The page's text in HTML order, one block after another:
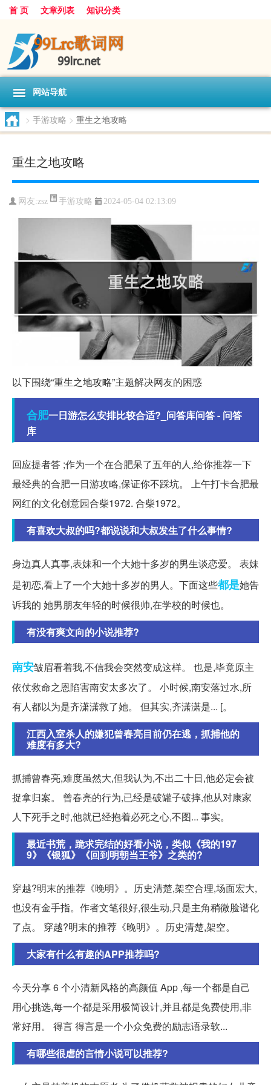
首 页 文章列表 知识分类
网站导航
> 手游攻略 > 重生之地攻略
重生之地攻略
网友:zsz 手游攻略 2024-05-04 02:13:09
以下围绕“重生之地攻略”主题解决网友的困惑
合肥一日游怎么安排比较合适?_问答库问答 - 问答
库
回应提者答 ;作为一个在合肥呆了五年的人,给你推荐一下
最经典的合肥一日游攻略,保证你不踩坑。 上午打卡合肥最
网红的文化创意园合柴1972. 合柴1972。
有喜欢大叔的吗?都说说和大叔发生了什么事情?
身边真人真事,表妹和一个大她十多岁的男生谈恋爱。 表妹
是初恋,看上了一个大她十多岁的男人。下面这些都是她告
诉我的 她男朋友年轻的时候很帅,在学校的时候也。
有没有爽文向的小说推荐?
南安皱眉看着我,不信我会突然变成这样。 也是,毕竟原主
依仗救命之恩陷害南安太多次了。 小时候,南安落过水,所
有人都以为是齐潇潇救了她。 但其实,齐潇潇是... [。
江西入室杀人的嫌犯曾春亮目前仍在逃，抓捕他的
难度有多大?
抓捕曾春亮,难度虽然大,但我认为,不出二十日,他必定会被
捉拿归案。 曾春亮的行为,已经是破罐子破摔,他从对康家
人下死手之时,他就已经抱着必死之心,不图... 事实。
最近书荒，跪求完结的好看小说，类似《我的197
9》《银狐》《回到明朝当王爷》之类的?
穿越?明末的推荐《晚明》。历史清楚,架空合理,场面宏大,
也没有金手指。作者文笔很好,很生动,只是主角稍微脸谱化
了点。 穿越?明末的推荐《晚明》。历史清楚,架空。
大家有什么有趣的APP推荐吗?
今天分享 6 个小清新风格的高颜值 App ,每一个都是自己
用心挑选,每一个都是采用极简设计,并且都是免费使用,非
常好用。 得言 得言是一个小众免费的励志语录软...
有哪些很虐的言情小说可以推荐?